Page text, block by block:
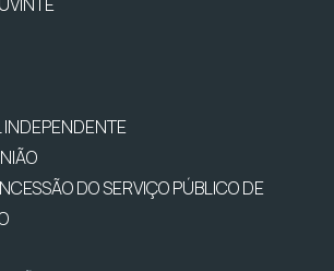
INDEPENDENTE
DO SERVIÇO PÚBLICO DE